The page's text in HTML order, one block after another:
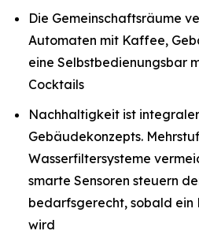
Die Gemeinschaftsräume
Automaten mit Kaffee,
eine Selbstbedienungsbar
Cocktails
Nachhaltigkeit ist
Gebäudekonzepts.
Wasserfiltersysteme
smarte Sensoren steuern
bedarfsgerecht, sobald ein
wird